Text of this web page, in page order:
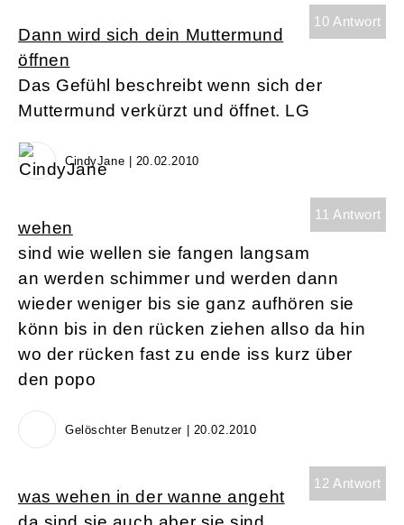
10 Antwort
Dann wird sich dein Muttermund
öffnen
Das Gefühl beschreibt wenn sich der
Muttermund verkürzt und öffnet. LG
CindyJane | 20.02.2010
11 Antwort
wehen
sind wie wellen sie fangen langsam
an werden schimmer und werden dann
wieder weniger bis sie ganz aufhören sie
könn bis in den rücken ziehen allso da hin
wo der rücken fast zu ende iss kurz über
den popo
Gelöschter Benutzer | 20.02.2010
12 Antwort
was wehen in der wanne angeht